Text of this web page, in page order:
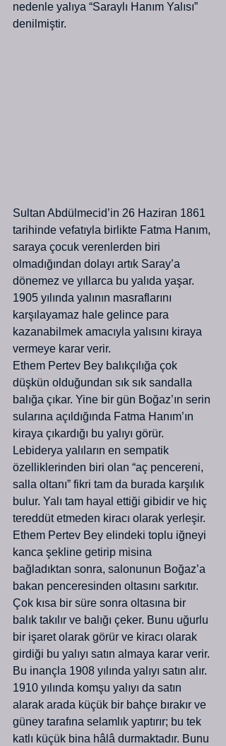
nedenle yalıya “Saraylı Hanım Yalısı”
denilmiştir.
Sultan Abdülmecid’in 26 Haziran 1861
tarihinde vefatıyla birlikte Fatma Hanım,
saraya çocuk verenlerden biri
olmadığından dolayı artık Saray’a
dönemez ve yıllarca bu yalıda yaşar.
1905 yılında yalının masraflarını
karşılayamaz hale gelince para
kazanabilmek amacıyla yalısını kiraya
vermeye karar verir.
Ethem Pertev Bey balıkçılığa çok
düşkün olduğundan sık sık sandalla
balığa çıkar. Yine bir gün Boğaz’ın serin
sularına açıldığında Fatma Hanım’ın
kiraya çıkardığı bu yalıyı görür.
Lebiderya yalıların en sempatik
özelliklerinden biri olan “aç pencereni,
salla oltanı” fikri tam da burada karşılık
bulur. Yalı tam hayal ettiği gibidir ve hiç
tereddüt etmeden kiracı olarak yerleşir.
Ethem Pertev Bey elindeki toplu iğneyi
kanca şekline getirip misina
bağladıktan sonra, salonunun Boğaz’a
bakan penceresinden oltasını sarkıtır.
Çok kısa bir süre sonra oltasına bir
balık takılır ve balığı çeker. Bunu uğurlu
bir işaret olarak görür ve kiracı olarak
girdiği bu yalıyı satın almaya karar verir.
Bu inançla 1908 yılında yalıyı satın alır.
1910 yılında komşu yalıyı da satın
alarak arada küçük bir bahçe bırakır ve
güney tarafına selamlık yaptırır; bu tek
katlı küçük bina hâlâ durmaktadır. Bunu